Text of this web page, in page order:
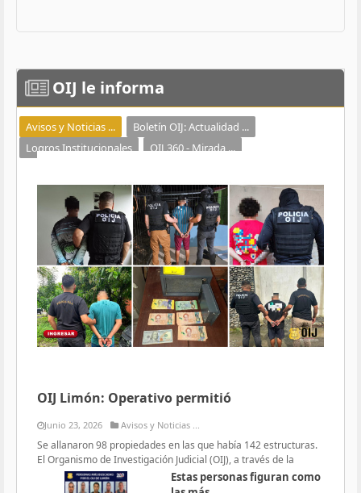
OIJ le informa
Avisos y Noticias ...
Boletín OIJ: Actualidad ...
Logros Institucionales
OIJ 360 - Mirada ...
OIJ Limón: Operativo permitió
Junio 23, 2026 Avisos y Noticias ...
Se allanaron 98 propiedades en las que había 142 estructuras.
El Organismo de Investigación Judicial (OIJ), a través de la
Estas personas figuran como